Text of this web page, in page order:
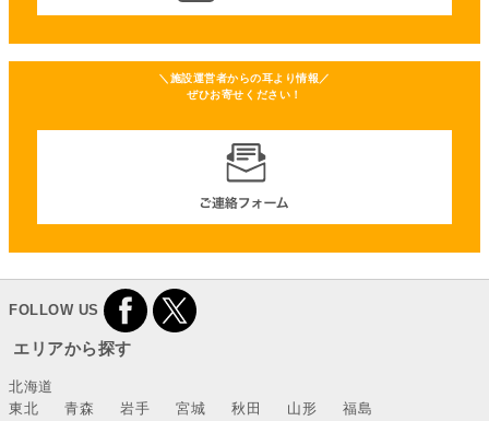
＼施設運営者からの耳より情報／
ぜひお寄せください！
FOLLOW US
エリアから探す
北海道
東北
青森 岩手 宮城 秋田 山形
福島